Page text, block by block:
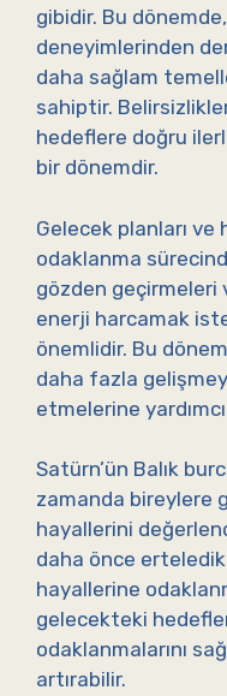
gibidir. Bu
deneyimlerinden
daha sağlam
sahiptir.
hedeflere doğru
bir dönemdir.
Gelecek planları
odaklanma
gözden geçirmeleri
enerji harcamak
önemlidir. Bu
daha fazla
etmelerine
Satürn’ün Balık
zamanda bireylere
hayallerini
daha önce
hayallerine
gelecekteki
odaklanmalarını
artırabilir.